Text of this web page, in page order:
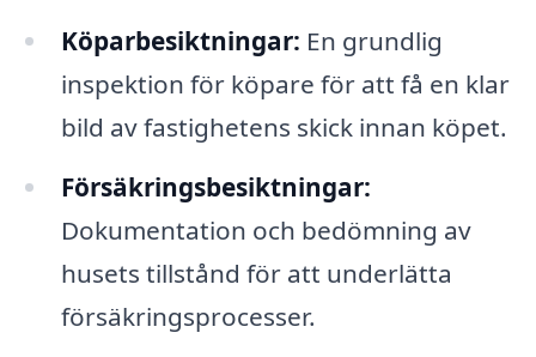
Köparbesiktningar: En grundlig
inspektion för köpare för att få en klar
bild av fastighetens skick innan köpet.
Försäkringsbesiktningar:
Dokumentation och bedömning av
husets tillstånd för att underlätta
försäkringsprocesser.